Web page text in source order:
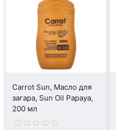
Carrot Sun, Масло для
загара, Sun Oil Papaya,
200 мл